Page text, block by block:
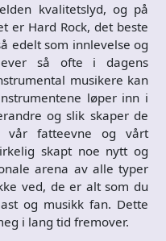
kvalitetslyd, og på
er Hard Rock, det beste
edelt som innlevelse og
så ofte i dagens
musikere kan
løper inn i
og slik skaper de
vår fatteevne og vårt
skapt noe nytt og
arena av alle typer
ved, de er alt som du
og musikk fan. Dette
i lang tid fremover.